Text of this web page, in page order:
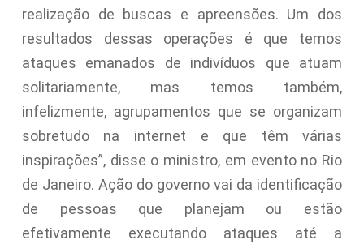
realização de buscas e apreensões. Um dos
resultados dessas operações é que temos
ataques emanados de indivíduos que atuam
solitariamente, mas temos também,
infelizmente, agrupamentos que se organizam
sobretudo na internet e que têm várias
inspirações”, disse o ministro, em evento no Rio
de Janeiro. Ação do governo vai da identificação
de pessoas que planejam ou estão
efetivamente executando ataques até a